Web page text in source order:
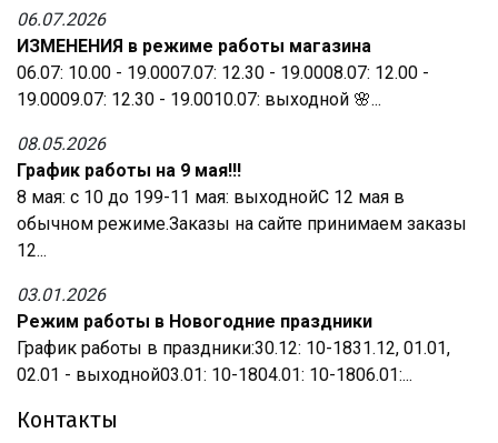
06.07.2026
ИЗМЕНЕНИЯ в режиме работы магазина
06.07: 10.00 - 19.0007.07: 12.30 - 19.0008.07: 12.00 -
19.0009.07: 12.30 - 19.0010.07: выходной 🌸...
08.05.2026
График работы на 9 мая!!!
8 мая: с 10 до 199-11 мая: выходнойС 12 мая в
обычном режиме.Заказы на сайте принимаем заказы
12...
03.01.2026
Режим работы в Новогодние праздники
График работы в праздники:30.12: 10-1831.12, 01.01,
02.01 - выходной03.01: 10-1804.01: 10-1806.01:...
Контакты